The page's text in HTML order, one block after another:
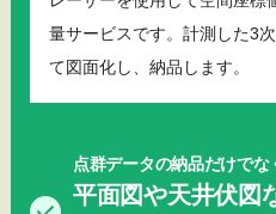
量サービスです。計測した3
て図面化し、納品します。
点群データの納品だけでな
平面図や天井伏図